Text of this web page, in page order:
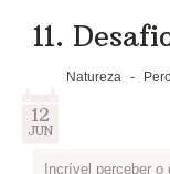
11.
Natureza -
12
JUN
Incrível perceber